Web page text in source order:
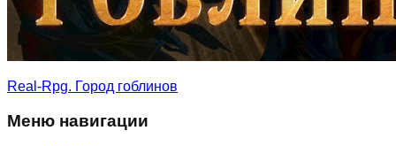
Real-Rpg. Город гоблинов
Меню навигации